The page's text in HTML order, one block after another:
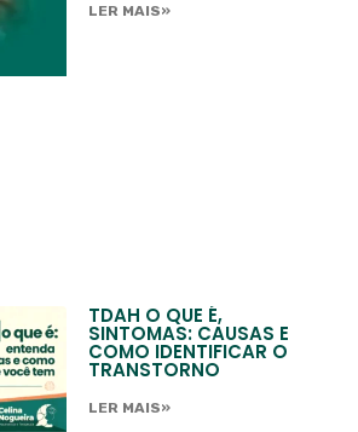
LER MAIS»
TDAH O QUE É,
SINTOMAS: CAUSAS E
COMO IDENTIFICAR O
TRANSTORNO
LER MAIS»